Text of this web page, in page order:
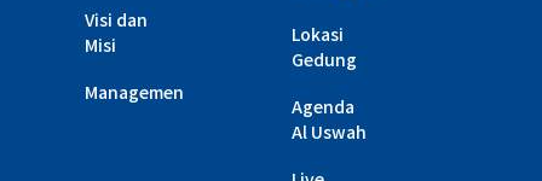
Visi dan
Misi
Managemen
Lokasi
Gedung
Agenda
Al Uswah